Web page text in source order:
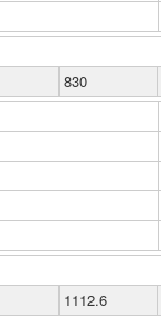
830
1112.6